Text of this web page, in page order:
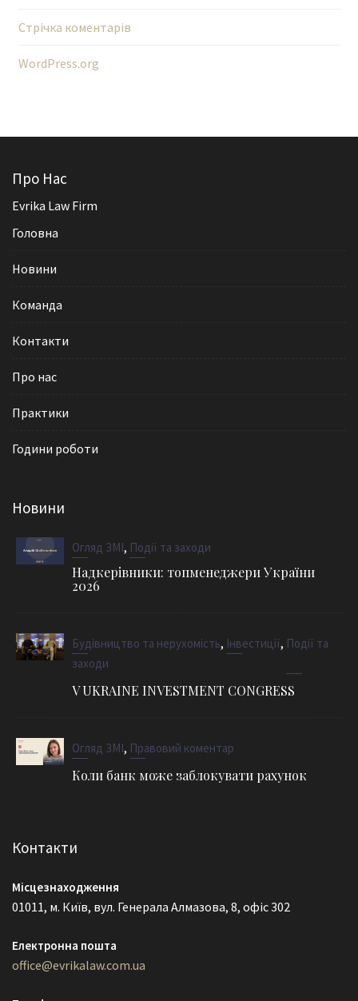
Стрічка коментарів
WordPress.org
Про Нас
Evrika Law Firm
Головна
Новини
Команда
Контакти
Про нас
Практики
Години роботи
Новини
Огляд ЗМІ, Події та заходи
Надкерівники: топменеджери України
2026
Будівництво та нерухомість, Інвестиції, Події та
заходи
V UKRAINE INVESTMENT CONGRESS
Огляд ЗМІ, Правовий коментар
Коли банк може заблокувати рахунок
Контакти
Місцезнаходження
01011, м. Київ, вул. Генерала Алмазова, 8, офіс 302
Електронна пошта
office@evrikalaw.com.ua